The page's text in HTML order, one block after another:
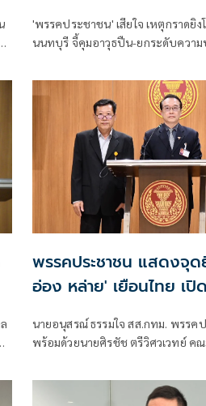
'พรรคประชาชน' เสียใจ เหตุกราดยิง
นนทบุรี จี้คุมอาวุธปืน-ยกระดับควา
พรรคประชาชน แสดงจุ
อ่อง หล่าย' เยือนไทย เปิ
นายอนุสรณ์ ธรรมใจ สส.กทม. พรร
พร้อมด้วยนายศิรชัช ตรีวิศวเวทย์ คณ
ชน และการพัฒนาอย่างยั่งยืน แถลง
อย่างเป็นทางการของพลเอกอาวุโส มิ